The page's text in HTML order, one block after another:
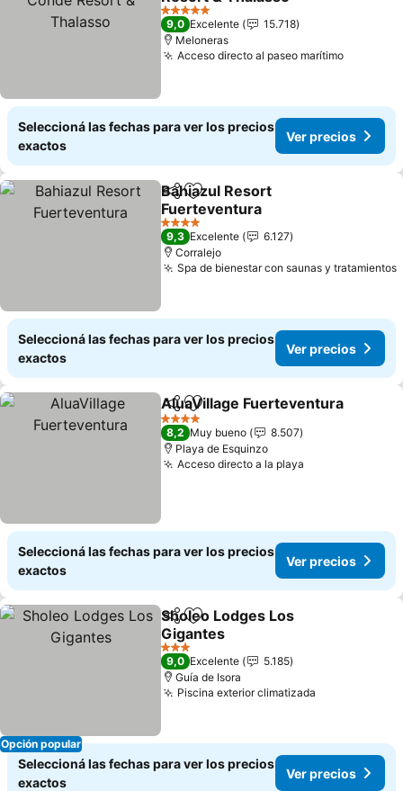
Ver precios
5 Estrellas
9,0 Excelente
15.718
Meloneras
Acceso directo al paseo marítimoVer
Seleccioná las fechas para ver los precios
exactos
Ver precios
CompartirAñadir a favoritos
Bahiazul Resort
Fuerteventura
Ver precios
4 Estrellas
9,3 Excelente
6.127
Corralejo
Spa de bienestar con saunas y tratamientos
Seleccioná las fechas para ver los precios
exactos
Ver precios
CompartirAñadir a favoritos
AluaVillage Fuerteventura
4 Estrellas
8,2 Muy bueno
8.507
Playa de Esquinzo
Acceso directo a la playa
Seleccioná las fechas para ver los precios
exactos
Ver precios
Opción popular
CompartirAñadir a favoritos
Sholeo Lodges Los
Gigantes
Ver precios
3 Estrellas
9,0 Excelente
5.185
Guía de Isora
Piscina exterior climatizada
Seleccioná las fechas para ver los precios
exactos
Ver precios